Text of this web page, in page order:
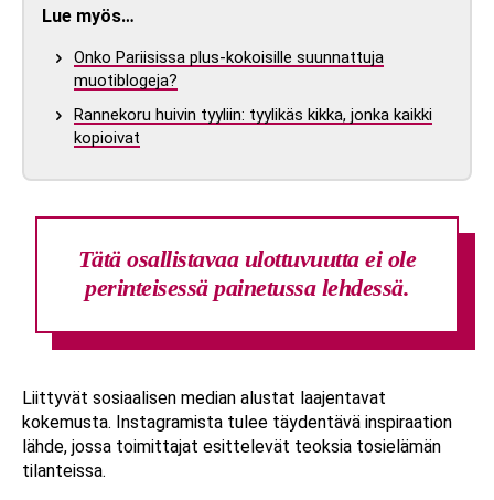
Lue myös…
Onko Pariisissa plus-kokoisille suunnattuja
muotiblogeja?
Rannekoru huivin tyyliin: tyylikäs kikka, jonka kaikki
kopioivat
Tätä osallistavaa ulottuvuutta ei ole
perinteisessä painetussa lehdessä.
Liittyvät sosiaalisen median alustat laajentavat
kokemusta. Instagramista tulee täydentävä inspiraation
lähde, jossa toimittajat esittelevät teoksia tosielämän
tilanteissa.